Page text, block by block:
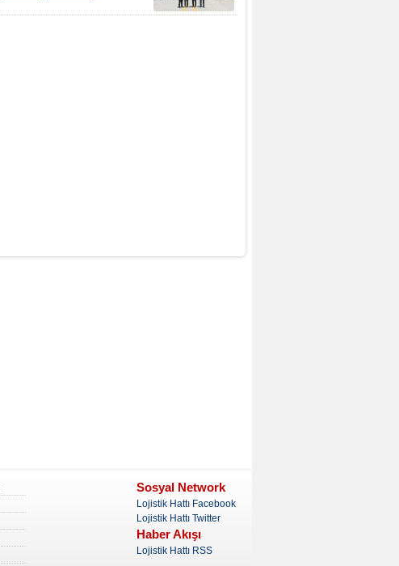
Sosyal Network
Lojistik Hattı Facebook
Lojistik Hattı Twitter
Haber Akışı
Lojistik Hattı RSS